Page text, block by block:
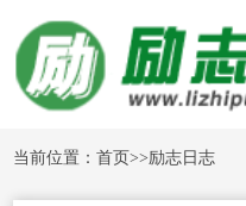
当前位置：首页>>励志日志